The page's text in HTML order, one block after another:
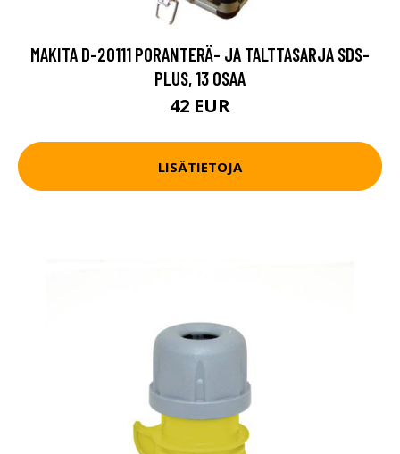
MAKITA D-20111 PORANTERÄ- JA TALTTASARJA SDS-
PLUS, 13 OSAA
42 EUR
LISÄTIETOJA